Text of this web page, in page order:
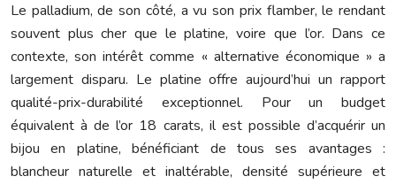
Le palladium, de son côté, a vu son prix flamber, le rendant
souvent plus cher que le platine, voire que l’or. Dans ce
contexte, son intérêt comme « alternative économique » a
largement disparu. Le platine offre aujourd’hui un rapport
qualité-prix-durabilité exceptionnel. Pour un budget
équivalent à de l’or 18 carats, il est possible d’acquérir un
bijou en platine, bénéficiant de tous ses avantages :
blancheur naturelle et inaltérable, densité supérieure et